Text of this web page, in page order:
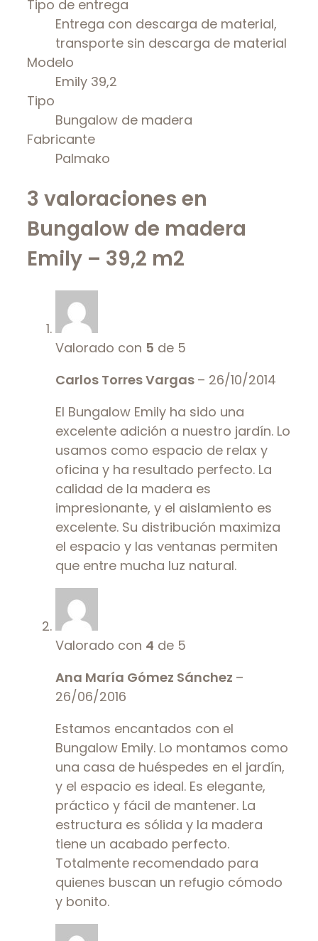
Tipo de entrega
Entrega con descarga de material,
transporte sin descarga de material
Modelo
Emily 39,2
Tipo
Bungalow de madera
Fabricante
Palmako
3 valoraciones en
Bungalow de madera
Emily – 39,2 m2
Valorado con 5 de 5
Carlos Torres Vargas – 26/10/2014
El Bungalow Emily ha sido una
excelente adición a nuestro jardín. Lo
usamos como espacio de relax y
oficina y ha resultado perfecto. La
calidad de la madera es
impresionante, y el aislamiento es
excelente. Su distribución maximiza
el espacio y las ventanas permiten
que entre mucha luz natural.
Valorado con 4 de 5
Ana María Gómez Sánchez –
26/06/2016
Estamos encantados con el
Bungalow Emily. Lo montamos como
una casa de huéspedes en el jardín,
y el espacio es ideal. Es elegante,
práctico y fácil de mantener. La
estructura es sólida y la madera
tiene un acabado perfecto.
Totalmente recomendado para
quienes buscan un refugio cómodo
y bonito.